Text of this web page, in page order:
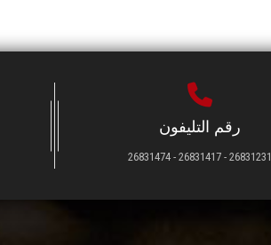
رقم التليفون
26831231 - 26831417 - 26831474